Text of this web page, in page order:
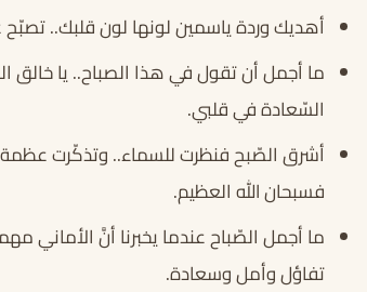
أهديك وردة ياسمين لونها لون قلبك..
ما أجمل أن تقول في هذا الصباح.. يا
السّعادة في قلبي.
أشرق الصّبح فنظرت للسماء.. وتذكّرت عظمة
فسبحان الله العظيم.
ما أجمل الصّباح عندما يخبرنا أنَّ الأماني
تفاؤل وأمل وسعادة.